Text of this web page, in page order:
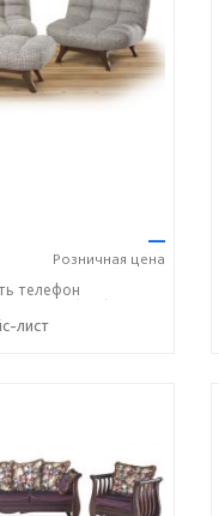
—
Розничная цена
☎+7 (918) 316-91-77
телефон
лист